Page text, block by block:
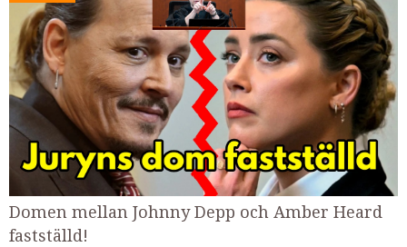
Domen mellan Johnny Depp och Amber Heard
fastställd!